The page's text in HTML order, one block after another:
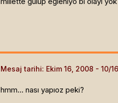
Mesaj tarihi: Ekim 16, 2008
hmm... nası yapıoz peki?